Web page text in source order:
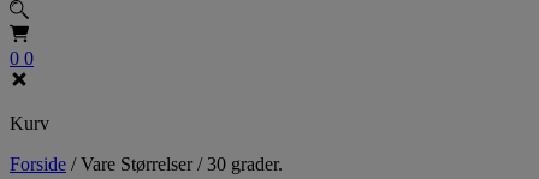
0 0
Kurv
Forside /Vare Størrelser /30 grader.